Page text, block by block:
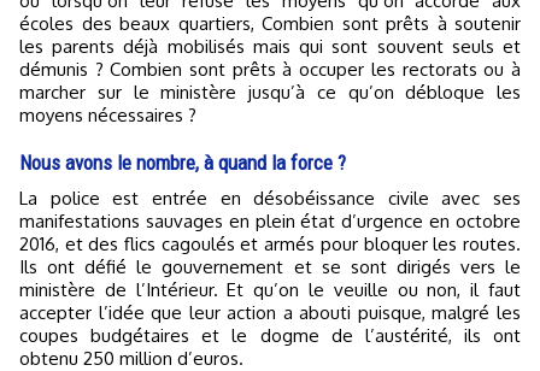
écoles des beaux quartiers, Combien sont prêts à soutenir
les parents déjà mobilisés mais qui sont souvent seuls et
démunis ? Combien sont prêts à occuper les rectorats ou à
marcher sur le ministère jusqu’à ce qu’on débloque les
moyens nécessaires ?
Nous avons le nombre, à quand la force ?
La police est entrée en désobéissance civile avec ses
manifestations sauvages en plein état d’urgence en octobre
2016, et des flics cagoulés et armés pour bloquer les routes.
Ils ont défié le gouvernement et se sont dirigés vers le
ministère de l’Intérieur. Et qu’on le veuille ou non, il faut
accepter l’idée que leur action a abouti puisque, malgré les
coupes budgétaires et le dogme de l’austérité, ils ont
obtenu 250 million d’euros.